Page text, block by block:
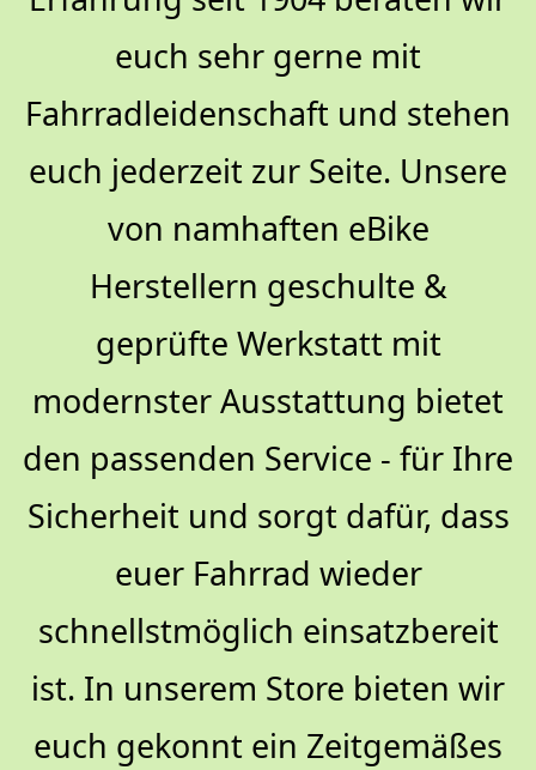
euch sehr gerne mit
Fahrradleidenschaft und stehen
euch jederzeit zur Seite. Unsere
von namhaften eBike
Herstellern geschulte &
geprüfte Werkstatt mit
modernster Ausstattung bietet
den passenden Service - für Ihre
Sicherheit und sorgt dafür, dass
euer Fahrrad wieder
schnellstmöglich einsatzbereit
ist. In unserem Store bieten wir
euch gekonnt ein Zeitgemäßes